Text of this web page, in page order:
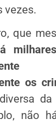
vezes.
que
os
da
não